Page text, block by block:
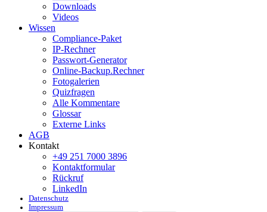
Downloads
Videos
Wissen
Compliance-Paket
IP-Rechner
Passwort-Generator
Online-Backup.Rechner
Fotogalerien
Quizfragen
Alle Kommentare
Glossar
Externe Links
AGB
Kontakt
+49 251 7000 3896
Kontaktformular
Rückruf
LinkedIn
Datenschutz
Impressum